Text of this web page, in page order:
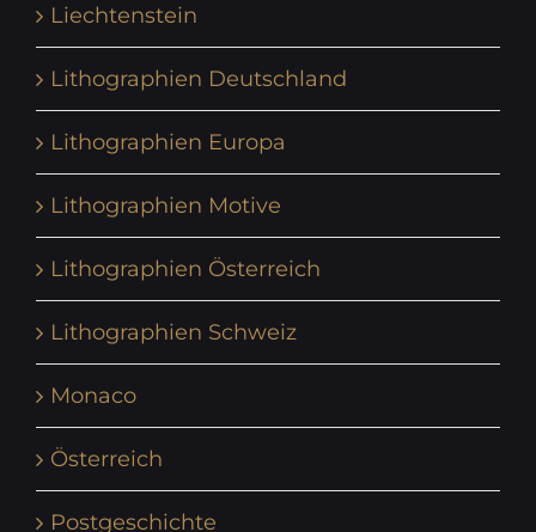
Liechtenstein
Lithographien Deutschland
Lithographien Europa
Lithographien Motive
Lithographien Österreich
Lithographien Schweiz
Monaco
Österreich
Postgeschichte